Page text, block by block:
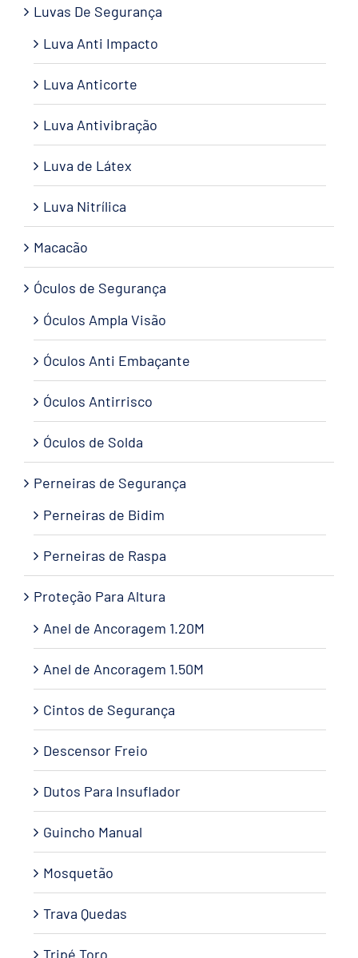
Luvas De Segurança
Luva Anti Impacto
Luva Anticorte
Luva Antivibração
Luva de Látex
Luva Nitrílica
Macacão
Óculos de Segurança
Óculos Ampla Visão
Óculos Anti Embaçante
Óculos Antirrisco
Óculos de Solda
Perneiras de Segurança
Perneiras de Bidim
Perneiras de Raspa
Proteção Para Altura
Anel de Ancoragem 1.20M
Anel de Ancoragem 1.50M
Cintos de Segurança
Descensor Freio
Dutos Para Insuflador
Guincho Manual
Mosquetão
Trava Quedas
Tripé Toro